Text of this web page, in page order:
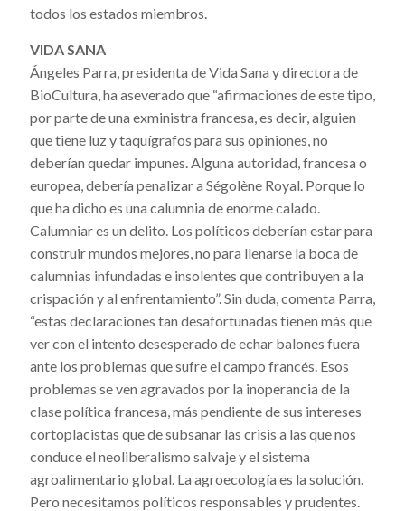
todos los estados miembros.
VIDA SANA
Ángeles Parra, presidenta de Vida Sana y directora de
BioCultura, ha aseverado que “afirmaciones de este tipo,
por parte de una exministra francesa, es decir, alguien
que tiene luz y taquígrafos para sus opiniones, no
deberían quedar impunes. Alguna autoridad, francesa o
europea, debería penalizar a Ségolène Royal. Porque lo
que ha dicho es una calumnia de enorme calado.
Calumniar es un delito. Los políticos deberían estar para
construir mundos mejores, no para llenarse la boca de
calumnias infundadas e insolentes que contribuyen a la
crispación y al enfrentamiento”. Sin duda, comenta Parra,
“estas declaraciones tan desafortunadas tienen más que
ver con el intento desesperado de echar balones fuera
ante los problemas que sufre el campo francés. Esos
problemas se ven agravados por la inoperancia de la
clase política francesa, más pendiente de sus intereses
cortoplacistas que de subsanar las crisis a las que nos
conduce el neoliberalismo salvaje y el sistema
agroalimentario global. La agroecología es la solución.
Pero necesitamos políticos responsables y prudentes.